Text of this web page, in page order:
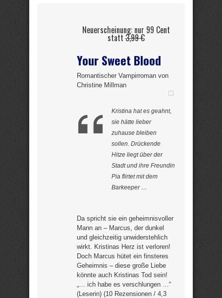
Neuerscheinung: nur 99 Cent
statt3,99 €
Your Sweet Blood
Romantischer Vampirroman von
Christine Millman
Kristina hat es geahnt,
sie hätte lieber
zuhause bleiben
sollen. Drückende
Hitze liegt über der
Stadt und ihre Freundin
Pia flirtet mit dem
Barkeeper …
Da spricht sie ein geheimnisvoller
Mann an – Marcus, der dunkel
und gleichzeitig unwiderstehlich
wirkt. Kristinas Herz ist verloren!
Doch Marcus hütet ein finsteres
Geheimnis – diese große Liebe
könnte auch Kristinas Tod sein!
„… ich habe es verschlungen …“
(Leserin) (10 Rezensionen / 4,3